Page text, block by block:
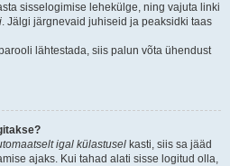
sisselogimise lehekülge, ning vajuta linki
. Jälgi järgnevaid juhiseid ja peaksidki taas
lähtestada, siis palun võta ühendust
igal külastusel kasti, siis sa jääd
ajaks. Kui tahad alati sisse logitud olla,